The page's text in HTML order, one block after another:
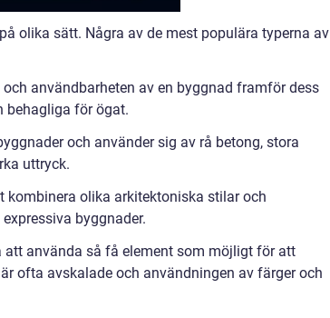
olika sätt. Några av de mest populära typerna av
användbarheten av en byggnad framför dess
behagliga för ögat.
och använder sig av rå betong, stora
uttryck.
olika arkitektoniska stilar och
byggnader.
använda så få element som möjligt för att
ofta avskalade och användningen av färger och